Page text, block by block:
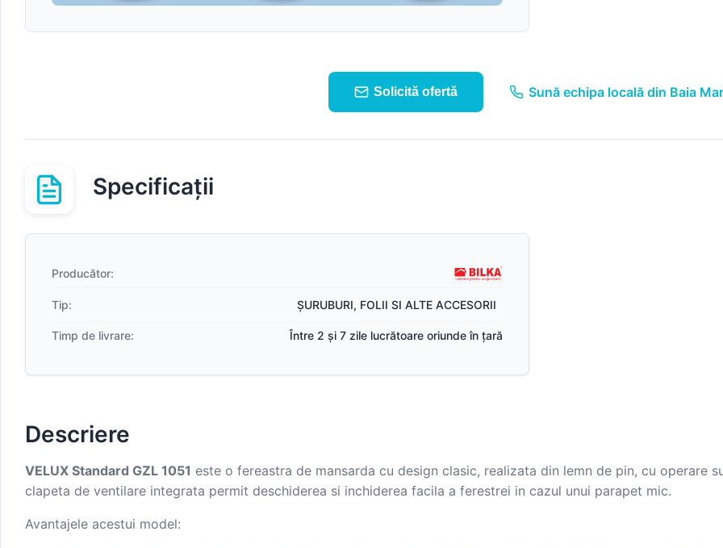
Solicită ofertă Sună echipa locală din Baia
Specificații
Producător:
Tip: ȘURUBURI, FOLII SI ALTE ACCESORII
Timp de livrare: Între 2 și 7 zile lucrătoare oriunde în țară
Descriere
VELUX Standard GZL 1051 este o fereastra de mansarda cu design clasic, realizata din lemn de pin, cu operare
clapeta de ventilare integrata permit deschiderea si inchiderea facila a ferestrei in cazul unui parapet mic.
Avantajele acestui model: